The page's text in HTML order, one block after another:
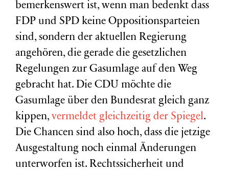
bemerkenswert ist, wenn man bedenkt dass
FDP und SPD keine Oppositionsparteien
sind, sondern der aktuellen Regierung
angehören, die gerade die gesetzlichen
Regelungen zur Gasumlage auf den Weg
gebracht hat. Die CDU möchte die
Gasumlage über den Bundesrat gleich ganz
kippen,vermeldet gleichzeitig der Spiegel.
Die Chancen sind also hoch, dass die jetzige
Ausgestaltung noch einmal Änderungen
unterworfen ist. Rechtssicherheit und